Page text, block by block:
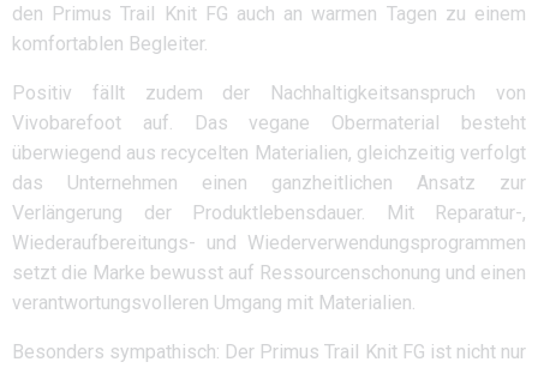
den Primus Trail Knit FG auch an warmen Tagen zu einem
komfortablen Begleiter.
Positiv fällt zudem der Nachhaltigkeitsanspruch von
Vivobarefoot auf. Das vegane Obermaterial besteht
überwiegend aus recycelten Materialien, gleichzeitig verfolgt
das Unternehmen einen ganzheitlichen Ansatz zur
Verlängerung der Produktlebensdauer. Mit Reparatur-,
Wiederaufbereitungs- und Wiederverwendungsprogrammen
setzt die Marke bewusst auf Ressourcenschonung und einen
verantwortungsvolleren Umgang mit Materialien.
Besonders sympathisch: Der Primus Trail Knit FG ist nicht nur